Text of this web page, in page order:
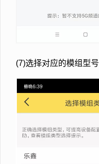
(7)选择对应的模组型号